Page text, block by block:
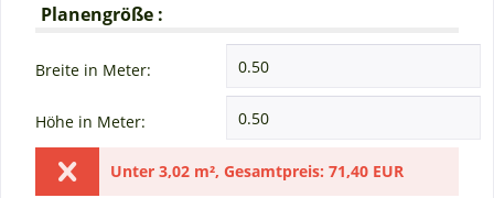
Planengröße :
Breite in Meter:
Höhe in Meter:
Unter 3,02 m², Gesamtpreis: 71,40 EUR